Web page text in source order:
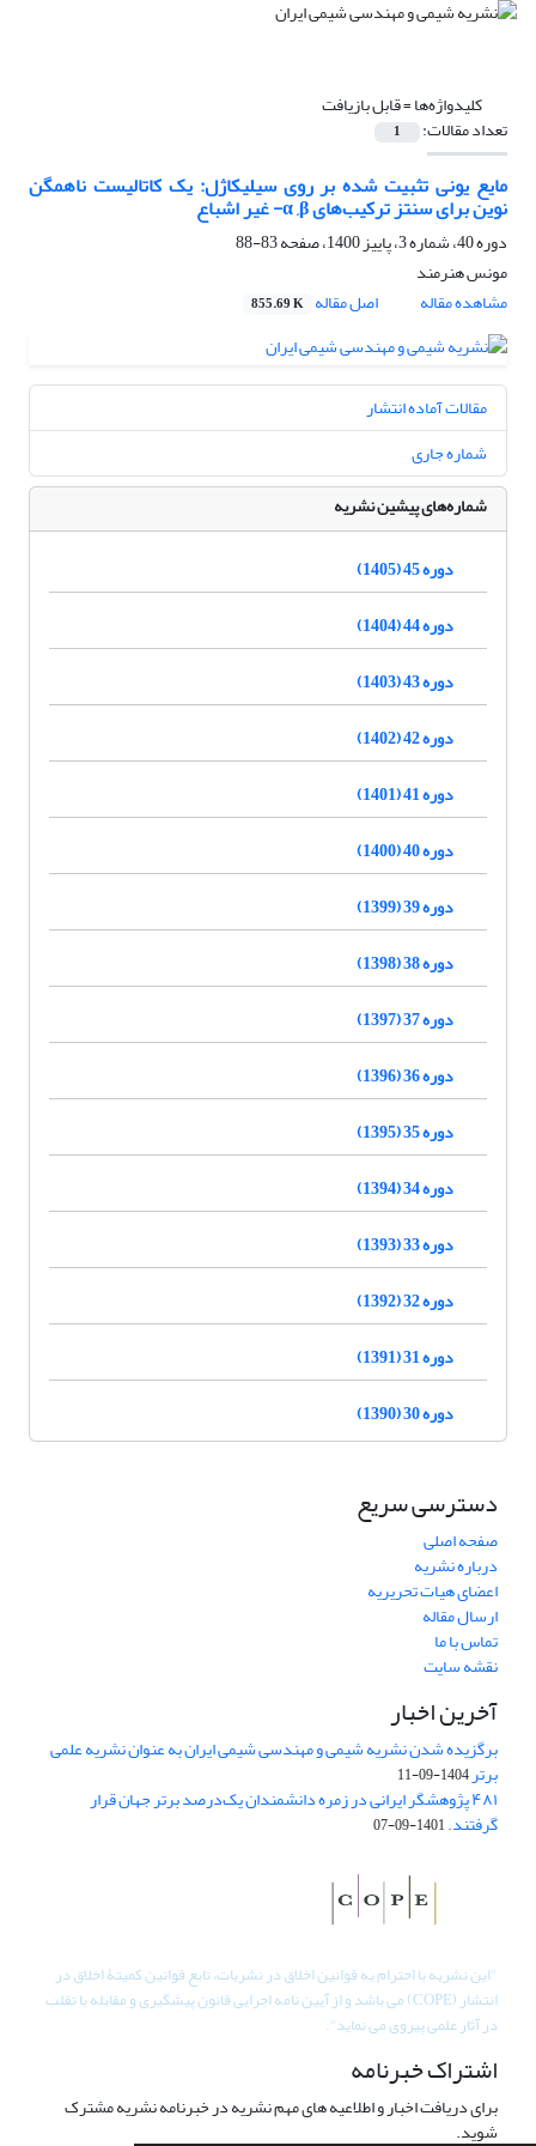
کلیدواژه‌ها =قابل بازیافت
تعداد مقالات: 1
مایع یونی تثبیت شده بر روی سیلیکاژل: یک کاتالیست ناهمگن
نوین برای سنتز ترکیب‌های α ,β- غیر اشباع
دوره 40، شماره 3، پاییز 1400، صفحه
83-88
مونس هنرمند
مشاهده مقاله
اصل مقاله 855.69 K
مقالات آماده انتشار
شماره جاری
شماره‌های پیشین نشریه
دوره 45 (1405)
دوره 44 (1404)
دوره 43 (1403)
دوره 42 (1402)
دوره 41 (1401)
دوره 40 (1400)
دوره 39 (1399)
دوره 38 (1398)
دوره 37 (1397)
دوره 36 (1396)
دوره 35 (1395)
دوره 34 (1394)
دوره 33 (1393)
دوره 32 (1392)
دوره 31 (1391)
دوره 30 (1390)
دسترسی سریع
صفحه اصلی
درباره نشریه
اعضای هیات تحریریه
ارسال مقاله
تماس با ما
نقشه سایت
آخرین اخبار
برگزیده شدن نشریه شیمی و مهندسی شیمی ایران به عنوان نشریه علمی
برتر1404-09-11
۴۸۱ پژوهشگر ایرانی در زمره دانشمندان یک‌درصد برتر جهان قرار
گرفتند.1401-09-07
"این نشریه با احترام به قوانین اخلاق در نشریات، تابع قوانین کمیتۀ اخلاق در
انتشار (COPE) می باشد و از آیین نامه اجرایی قانون پیشگیری و مقابله با تقلب
در آثار علمی پیروی می نماید".
اشتراک خبرنامه
برای دریافت اخبار و اطلاعیه های مهم نشریه در خبرنامه نشریه مشترک
شوید.